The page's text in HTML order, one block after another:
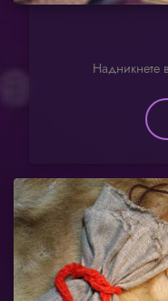
Надникнете